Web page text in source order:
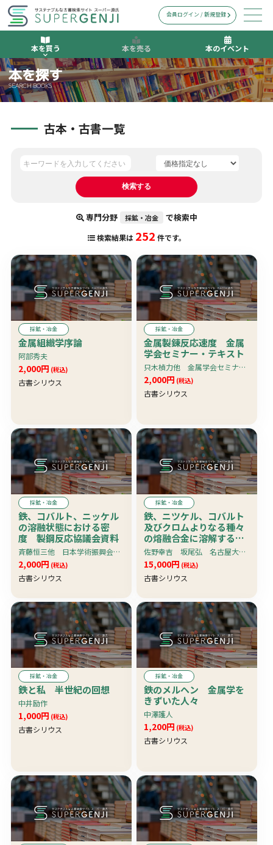
本を買う 本を売る 本のイベント
会員ログイン / 新規登録
本を探す
SEARCH BOOKS
古本・古書一覧
専門分野 採鉱・冶金 で検索中
検索結果は 252 件です。
採鉱・冶金
金属組織学序論
阿部秀夫
2,000円 (税込)
古書シリウス
採鉱・冶金
金属製錬反応速度 金属
学会セミナー・テキスト
只木楨力他 金属学会セミナー 日本金属学会編
2,000円 (税込)
古書シリウス
採鉱・冶金
鉄、コバルト、ニッケル
の溶融状態における密
度 製鋼反応協議会資料
斉藤恒三他 日本学術振興会 製鋼第19委員会第3分科会（溶解造塊）製鋼反応協議会編
2,000円 (税込)
古書シリウス
採鉱・冶金
鉄、ニツケル、コバルト
及びクロムよりなる種々
の熔融合金に溶解する酸
素の活量 本文 附図
全2冊揃
佐野幸吉 坂尾弘 名古屋大学工学部金属工学教室 化学冶金研究室
15,000円 (税込)
古書シリウス
採鉱・冶金
鉄と私 半世紀の回想
中井励作
1,000円 (税込)
古書シリウス
採鉱・冶金
鉄のメルヘン 金属学を
きずいた人々
中澤護人
1,200円 (税込)
古書シリウス